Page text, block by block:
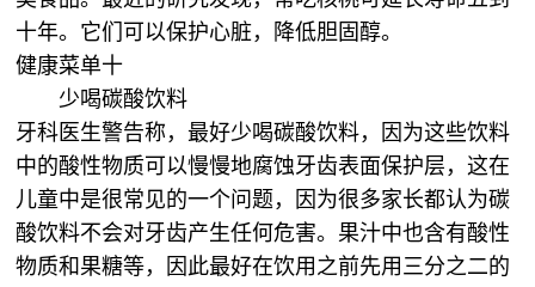
十年。它们可以保护心脏，降低胆固醇。
健康菜单十
少喝碳酸饮料
牙科医生警告称，最好少喝碳酸饮料，因为这些饮料
中的酸性物质可以慢慢地腐蚀牙齿表面保护层，这在
儿童中是很常见的一个问题，因为很多家长都认为碳
酸饮料不会对牙齿产生任何危害。果汁中也含有酸性
物质和果糖等，因此最好在饮用之前先用三分之二的